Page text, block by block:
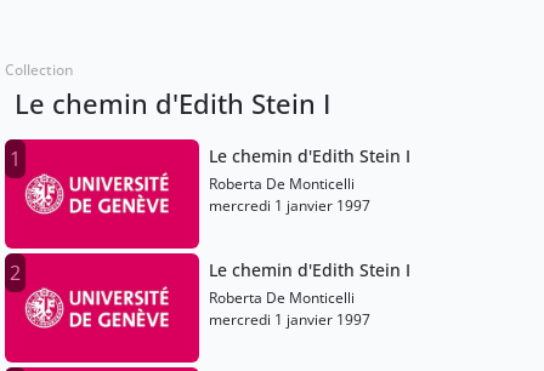
Collection
Le chemin d'Edith Stein I
1 Le chemin d'Edith Stein I
Roberta De Monticelli
mercredi 1 janvier 1997
2 Le chemin d'Edith Stein I
Roberta De Monticelli
mercredi 1 janvier 1997